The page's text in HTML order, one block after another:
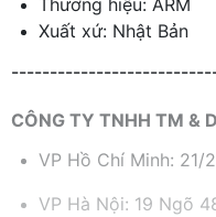
Thương hiệu: ARM
Xuất xứ: Nhật Bản
CÔNG TY TNHH TM &
VP Hồ Chí Minh: 21/
VP Hà Nội: 19 Ngõ